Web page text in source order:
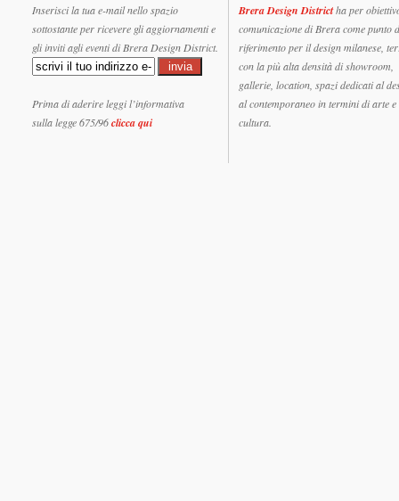
Inserisci la tua e-mail nello spazio
sottostante per ricevere gli aggiornamenti e
gli inviti agli eventi di Brera Design District.
Prima di aderire leggi l’informativa
sulla legge 675/96clicca qui
Brera Design Districtha per
comunicazione di Brera come punto
riferimento per il design milanese,
con la più alta densità di showroom,
gallerie, location, spazi dedicati al
al contemporaneo in termini di arte e
cultura.